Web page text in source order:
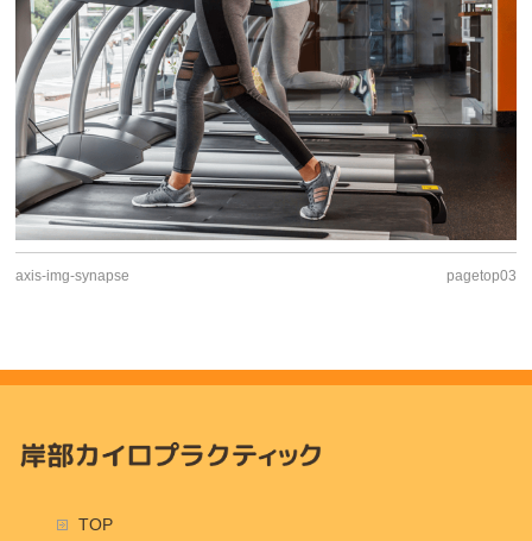
axis-img-synapse pagetop03
TOP